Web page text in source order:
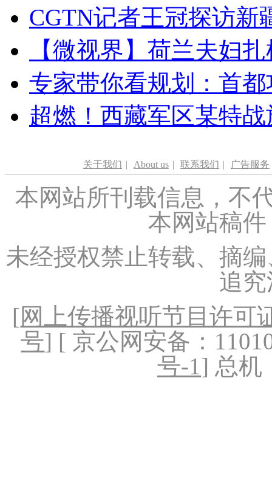
CGTN记者王冠探访新
【微视界】荷兰夫妇
专家带你看规划：首
超燃！西藏军区某特
关于我们 | About us | 联系我们 | 广告服务
本网站所刊载信息，不
本网站稿
未经授权禁止转载、摘
追
[网上传播视听节目许可
号] [ 京公网安备：
号-1] 总机